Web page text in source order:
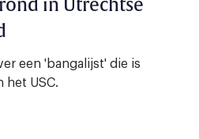
in Utrechtse
een 'bangalijst' die is
het USC.